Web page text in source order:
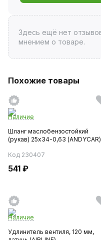
Здесь ещё нет
мнением о товаре.
Похожие товары
Наличие
Шланг маслобензостойкий
(рукав) 25х34-0,63 (ANDYCAR)
Код 230407
541 ₽
Наличие
Удлинитель вентиля, 120 мм,